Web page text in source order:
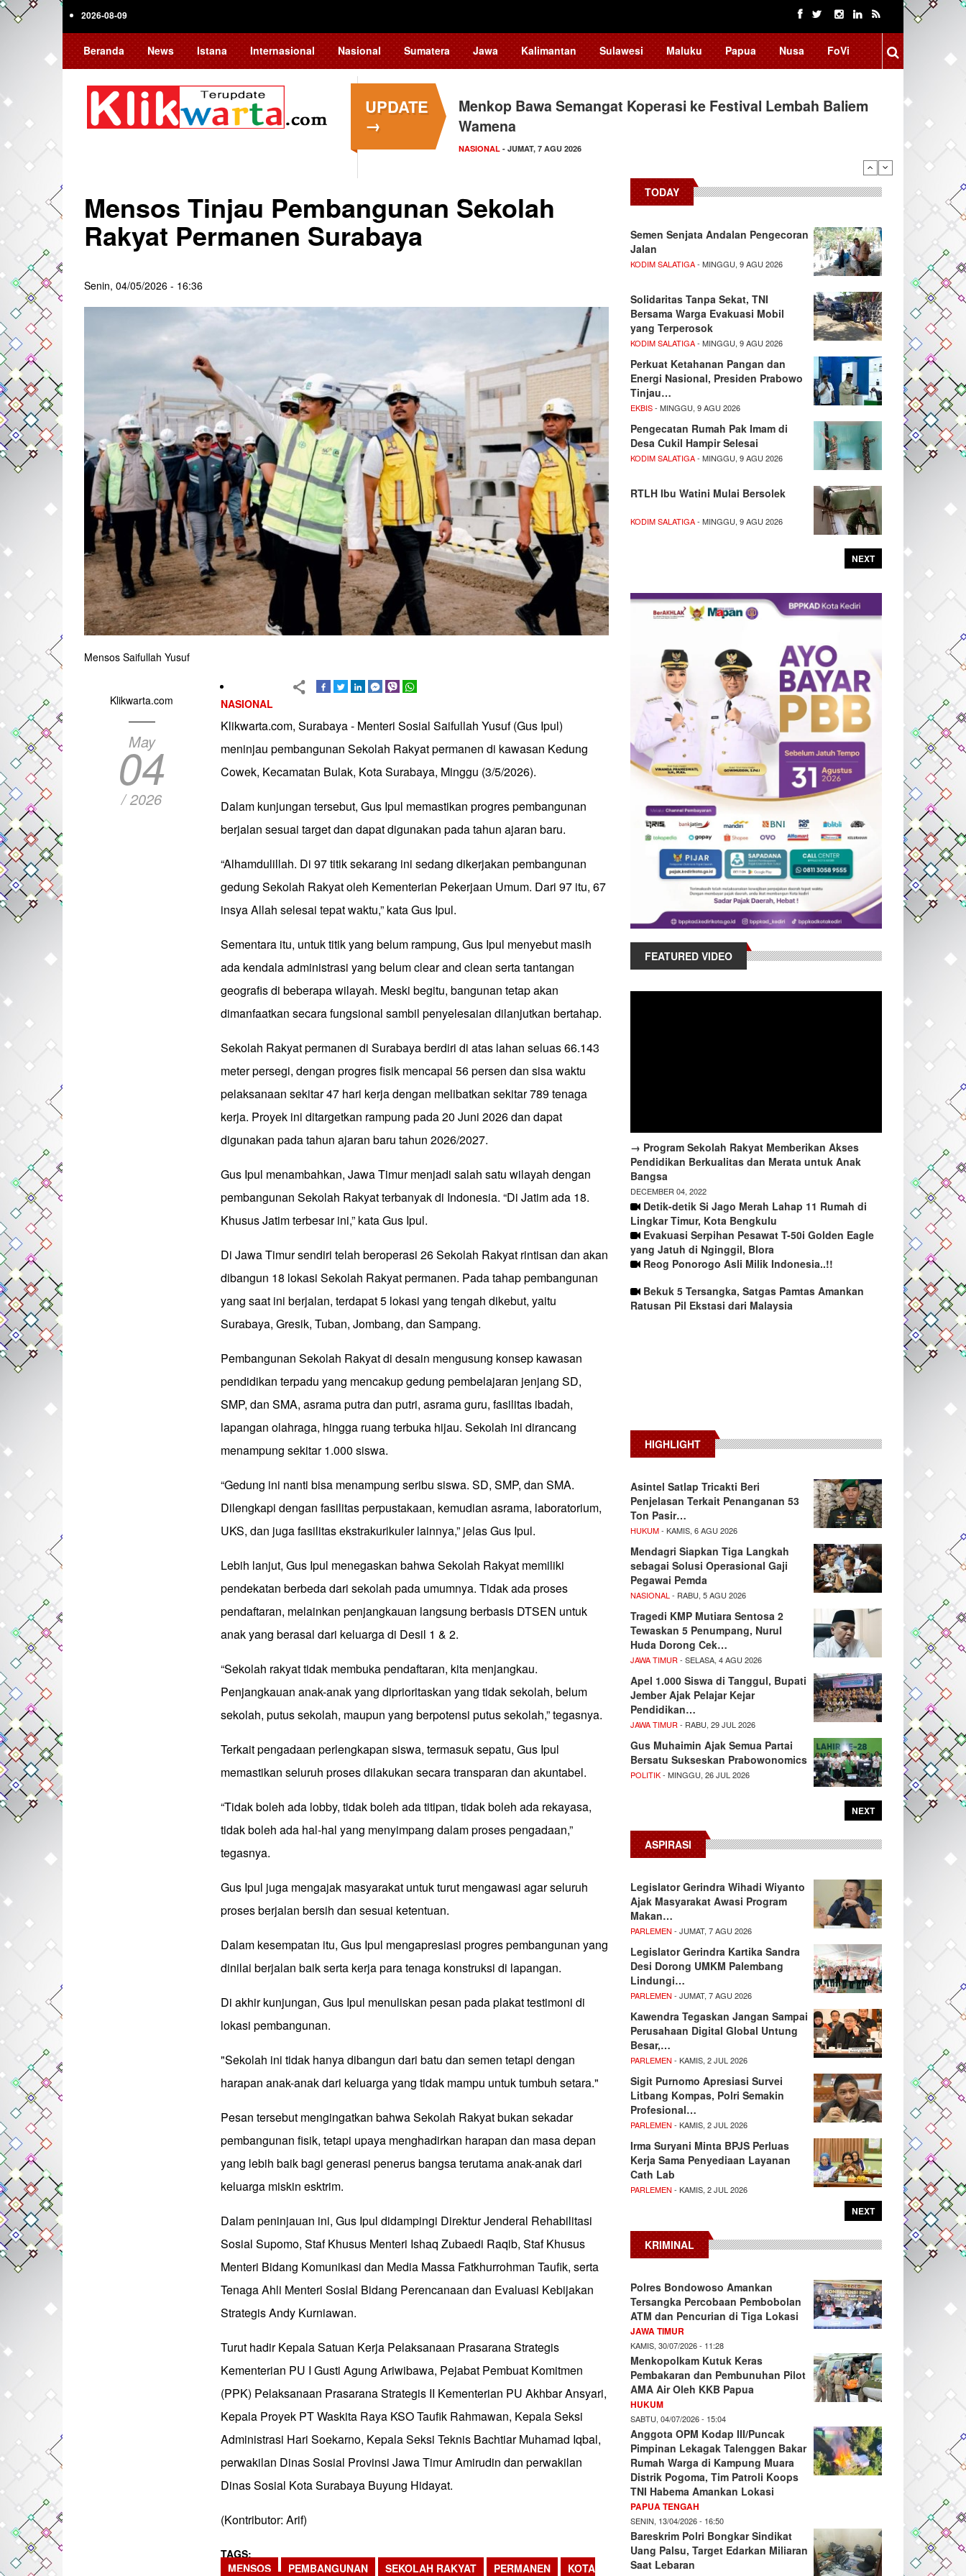
Skip
2026-08-09
Beranda News Istana Internasional Nasional Sumatera Jawa Kalimantan Sulawesi Maluku Papua Nusa FoVi
UPDATE
→
Menkop Bawa Semangat Koperasi ke Festival Lembah Baliem
Wamena
NASIONAL - JUMAT, 7 AGU 2026
Mensos Tinjau Pembangunan Sekolah
Rakyat Permanen Surabaya
Senin, 04/05/2026 - 16:36
Mensos Saifullah Yusuf
Klikwarta.com
May
04
/ 2026
NASIONAL
Klikwarta.com, Surabaya - Menteri Sosial Saifullah Yusuf (Gus Ipul)
meninjau pembangunan Sekolah Rakyat permanen di kawasan Kedung
Cowek, Kecamatan Bulak, Kota Surabaya, Minggu (3/5/2026).
Dalam kunjungan tersebut, Gus Ipul memastikan progres pembangunan
berjalan sesuai target dan dapat digunakan pada tahun ajaran baru.
“Alhamdulillah. Di 97 titik sekarang ini sedang dikerjakan pembangunan
gedung Sekolah Rakyat oleh Kementerian Pekerjaan Umum. Dari 97 itu, 67
insya Allah selesai tepat waktu,” kata Gus Ipul.
Sementara itu, untuk titik yang belum rampung, Gus Ipul menyebut masih
ada kendala administrasi yang belum clear and clean serta tantangan
geografis di beberapa wilayah. Meski begitu, bangunan tetap akan
dimanfaatkan secara fungsional sambil penyelesaian dilanjutkan bertahap.
Sekolah Rakyat permanen di Surabaya berdiri di atas lahan seluas 66.143
meter persegi, dengan progres fisik mencapai 56 persen dan sisa waktu
pelaksanaan sekitar 47 hari kerja dengan melibatkan sekitar 789 tenaga
kerja. Proyek ini ditargetkan rampung pada 20 Juni 2026 dan dapat
digunakan pada tahun ajaran baru tahun 2026/2027.
Gus Ipul menambahkan, Jawa Timur menjadi salah satu wilayah dengan
pembangunan Sekolah Rakyat terbanyak di Indonesia. “Di Jatim ada 18.
Khusus Jatim terbesar ini,” kata Gus Ipul.
Di Jawa Timur sendiri telah beroperasi 26 Sekolah Rakyat rintisan dan akan
dibangun 18 lokasi Sekolah Rakyat permanen. Pada tahap pembangunan
yang saat ini berjalan, terdapat 5 lokasi yang tengah dikebut, yaitu
Surabaya, Gresik, Tuban, Jombang, dan Sampang.
Pembangunan Sekolah Rakyat di desain mengusung konsep kawasan
pendidikan terpadu yang mencakup gedung pembelajaran jenjang SD,
SMP, dan SMA, asrama putra dan putri, asrama guru, fasilitas ibadah,
lapangan olahraga, hingga ruang terbuka hijau. Sekolah ini dirancang
menampung sekitar 1.000 siswa.
“Gedung ini nanti bisa menampung seribu siswa. SD, SMP, dan SMA.
Dilengkapi dengan fasilitas perpustakaan, kemudian asrama, laboratorium,
UKS, dan juga fasilitas ekstrakurikuler lainnya,” jelas Gus Ipul.
Lebih lanjut, Gus Ipul menegaskan bahwa Sekolah Rakyat memiliki
pendekatan berbeda dari sekolah pada umumnya. Tidak ada proses
pendaftaran, melainkan penjangkauan langsung berbasis DTSEN untuk
anak yang berasal dari keluarga di Desil 1 & 2.
“Sekolah rakyat tidak membuka pendaftaran, kita menjangkau.
Penjangkauan anak-anak yang diprioritaskan yang tidak sekolah, belum
sekolah, putus sekolah, maupun yang berpotensi putus sekolah,” tegasnya.
Terkait pengadaan perlengkapan siswa, termasuk sepatu, Gus Ipul
memastikan seluruh proses dilakukan secara transparan dan akuntabel.
“Tidak boleh ada lobby, tidak boleh ada titipan, tidak boleh ada rekayasa,
tidak boleh ada hal-hal yang menyimpang dalam proses pengadaan,”
tegasnya.
Gus Ipul juga mengajak masyarakat untuk turut mengawasi agar seluruh
proses berjalan bersih dan sesuai ketentuan.
Dalam kesempatan itu, Gus Ipul mengapresiasi progres pembangunan yang
dinilai berjalan baik serta kerja para tenaga konstruksi di lapangan.
Di akhir kunjungan, Gus Ipul menuliskan pesan pada plakat testimoni di
lokasi pembangunan.
"Sekolah ini tidak hanya dibangun dari batu dan semen tetapi dengan
harapan anak-anak dari keluarga yang tidak mampu untuk tumbuh setara."
Pesan tersebut mengingatkan bahwa Sekolah Rakyat bukan sekadar
pembangunan fisik, tetapi upaya menghadirkan harapan dan masa depan
yang lebih baik bagi generasi penerus bangsa terutama anak-anak dari
keluarga miskin esktrim.
Dalam peninjauan ini, Gus Ipul didampingi Direktur Jenderal Rehabilitasi
Sosial Supomo, Staf Khusus Menteri Ishaq Zubaedi Raqib, Staf Khusus
Menteri Bidang Komunikasi dan Media Massa Fatkhurrohman Taufik, serta
Tenaga Ahli Menteri Sosial Bidang Perencanaan dan Evaluasi Kebijakan
Strategis Andy Kurniawan.
Turut hadir Kepala Satuan Kerja Pelaksanaan Prasarana Strategis
Kementerian PU I Gusti Agung Ariwibawa, Pejabat Pembuat Komitmen
(PPK) Pelaksanaan Prasarana Strategis II Kementerian PU Akhbar Ansyari,
Kepala Proyek PT Waskita Raya KSO Taufik Rahmawan, Kepala Seksi
Administrasi Hari Soekarno, Kepala Seksi Teknis Bachtiar Muhamad Iqbal,
perwakilan Dinas Sosial Provinsi Jawa Timur Amirudin dan perwakilan
Dinas Sosial Kota Surabaya Buyung Hidayat.
(Kontributor: Arif)
TAGS
MENSOS
PEMBANGUNAN SEKOLAH RAKYAT PERMANEN
KOTA
TODAY
Semen Senjata Andalan Pengecoran
Jalan
KODIM SALATIGA- MINGGU, 9 AGU 2026
Solidaritas Tanpa Sekat, TNI
Bersama Warga Evakuasi Mobil
yang Terperosok
KODIM SALATIGA- MINGGU, 9 AGU 2026
Perkuat Ketahanan Pangan dan
Energi Nasional, Presiden Prabowo
Tinjau…
EKBIS- MINGGU, 9 AGU 2026
Pengecatan Rumah Pak Imam di
Desa Cukil Hampir Selesai
KODIM SALATIGA- MINGGU, 9 AGU 2026
RTLH Ibu Watini Mulai Bersolek
KODIM SALATIGA- MINGGU, 9 AGU 2026
NEXT
FEATURED VIDEO
→ Program Sekolah Rakyat Memberikan Akses
Pendidikan Berkualitas dan Merata untuk Anak
Bangsa
DECEMBER 04, 2022
Detik-detik Si Jago Merah Lahap 11 Rumah di
Lingkar Timur, Kota Bengkulu
Evakuasi Serpihan Pesawat T-50i Golden Eagle
yang Jatuh di Nginggil, Blora
Reog Ponorogo Asli Milik Indonesia..!!
Bekuk 5 Tersangka, Satgas Pamtas Amankan
Ratusan Pil Ekstasi dari Malaysia
HIGHLIGHT
Asintel Satlap Tricakti Beri
Penjelasan Terkait Penanganan 53
Ton Pasir…
HUKUM- KAMIS, 6 AGU 2026
Mendagri Siapkan Tiga Langkah
sebagai Solusi Operasional Gaji
Pegawai Pemda
NASIONAL - RABU, 5 AGU 2026
Tragedi KMP Mutiara Sentosa 2
Tewaskan 5 Penumpang, Nurul
Huda Dorong Cek…
JAWA TIMUR - SELASA, 4 AGU 2026
Apel 1.000 Siswa di Tanggul, Bupati
Jember Ajak Pelajar Kejar
Pendidikan…
JAWA TIMUR - RABU, 29 JUL 2026
Gus Muhaimin Ajak Semua Partai
Bersatu Sukseskan Prabowonomics
POLITIK- MINGGU, 26 JUL 2026
NEXT
ASPIRASI
Legislator Gerindra Wihadi Wiyanto
Ajak Masyarakat Awasi Program
Makan…
PARLEMEN - JUMAT, 7 AGU 2026
Legislator Gerindra Kartika Sandra
Desi Dorong UMKM Palembang
Lindungi…
PARLEMEN - JUMAT, 7 AGU 2026
Kawendra Tegaskan Jangan Sampai
Perusahaan Digital Global Untung
Besar,…
PARLEMEN - KAMIS, 2 JUL 2026
Sigit Purnomo Apresiasi Survei
Litbang Kompas, Polri Semakin
Profesional…
PARLEMEN - KAMIS, 2 JUL 2026
Irma Suryani Minta BPJS Perluas
Kerja Sama Penyediaan Layanan
Cath Lab
PARLEMEN - KAMIS, 2 JUL 2026
NEXT
KRIMINAL
Polres Bondowoso Amankan
Tersangka Percobaan Pembobolan
ATM dan Pencurian di Tiga Lokasi
JAWA TIMUR
KAMIS, 30/07/2026 - 11:28
Menkopolkam Kutuk Keras
Pembakaran dan Pembunuhan Pilot
AMA Air Oleh KKB Papua
HUKUM
SABTU, 04/07/2026 - 15:04
Anggota OPM Kodap III/Puncak
Pimpinan Lekagak Talenggen Bakar
Rumah Warga di Kampung Muara
Distrik Pogoma, Tim Patroli Koops
TNI Habema Amankan Lokasi
PAPUA TENGAH
SENIN, 13/04/2026 - 16:50
Bareskrim Polri Bongkar Sindikat
Uang Palsu, Target Edarkan Miliaran
Saat Lebaran